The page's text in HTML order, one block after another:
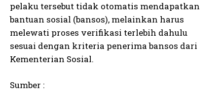
pelaku tersebut tidak otomatis mendapatkan
bantuan sosial (bansos), melainkan harus
melewati proses verifikasi terlebih dahulu
sesuai dengan kriteria penerima bansos dari
Kementerian Sosial.
Sumber :